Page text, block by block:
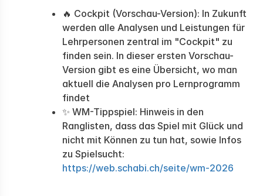
🔥 Cockpit (Vorschau-Version): In Zukunft
werden alle Analysen und Leistungen für
Lehrpersonen zentral im "Cockpit" zu
finden sein. In dieser ersten Vorschau-
Version gibt es eine Übersicht, wo man
aktuell die Analysen pro Lernprogramm
findet
✨ WM-Tippspiel: Hinweis in den
Ranglisten, dass das Spiel mit Glück und
nicht mit Können zu tun hat, sowie Infos
zu Spielsucht:
https://web.schabi.ch/seite/wm-2026